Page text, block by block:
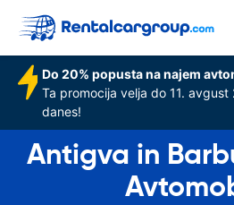
Do 20% popusta na najem
Ta promocija velja do 11.
danes!
Antigva in